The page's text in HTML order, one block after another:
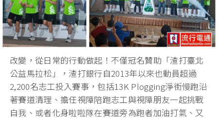
改變，從日常的行動做起！不僅冠名贊助「渣打臺北
公益馬拉松」，渣打銀行自2013年以來也動員超過
2,200名志工投入賽事，包括13K Plogging淨街慢跑沿
著賽道清理、擔任視障陪跑志工與視障朋友一起挑戰
自我、或者化身啦啦隊在賽道旁為跑者加油打氣、又